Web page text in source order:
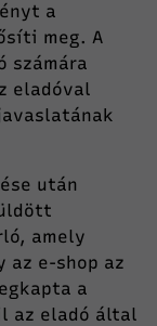
a
meg. A
számára
eladóval
után
amely
e-shop az
a
az eladó által